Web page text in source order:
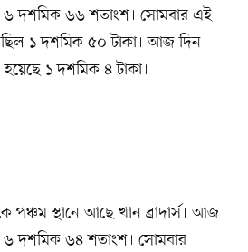
৬ দশমিক ৬৬ শতাংশ। সোমবার এই
ছিল ১ দশমিক ৫০ টাকা। আজ দিন
১ দশমিক ৪ টাকা।
পঞ্চম স্থানে আছে খান ব্রাদার্স। আজ
৬ দশমিক ৬৪ শতাংশ। সোমবার